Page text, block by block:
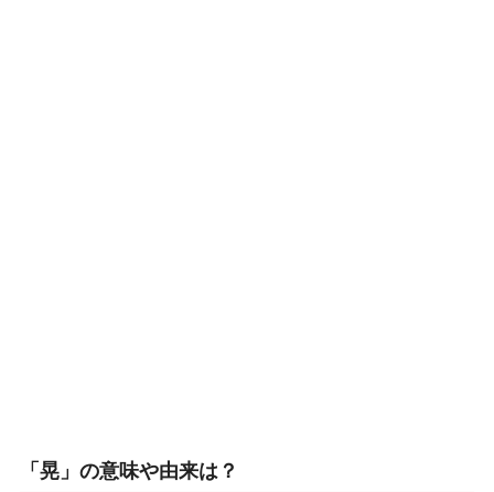
「晃」の意味や由来は？